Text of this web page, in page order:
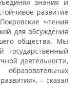
знания и
развитие
чтения
для обсуждения
общества. Мы
государственный
деятельности,
– сказал